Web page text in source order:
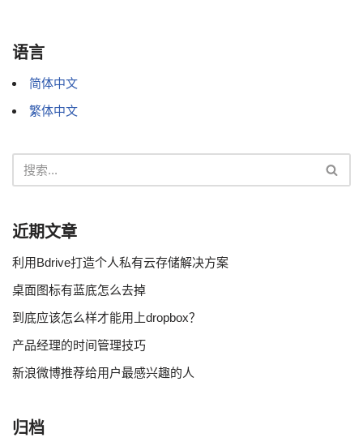
语言
简体中文
繁体中文
近期文章
利用Bdrive打造个人私有云存储解决方案
桌面图标有蓝底怎么去掉
到底应该怎么样才能用上dropbox？
产品经理的时间管理技巧
新浪微博推荐给用户最感兴趣的人
归档